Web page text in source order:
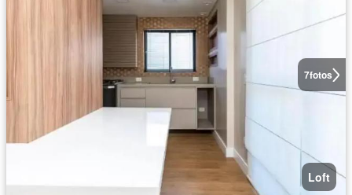
7fotos
Loft